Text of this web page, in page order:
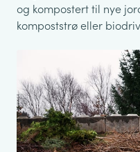
og kompostert til nye
kompoststrø eller